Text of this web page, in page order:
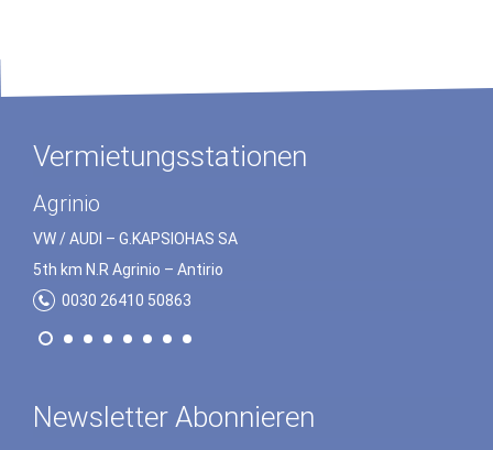
Vermietungsstationen
Preveza
VW / AUDI – G.ΚΑPSΙOHΑS SA
5th km N.R Preveza – Igoumenitsa
0030 26820 23172
Agrinio
VW / AUDI – G.ΚΑPSΙOHΑS SA
5th km N.R Agrinio – Αntirio
0030 26410 50863
Newsletter Abonnieren